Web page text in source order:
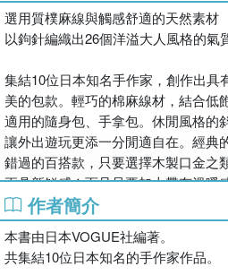
選用質樸麻線與觸感舒適的天然素材
以鉤針編織出26個洋溢大人風格的氣
集結10位日本知名手作家，創作出具
美的包款。輕巧的棉麻線材，結合低
適用的隨身包、手拿包。休閒風格的
讓外出遊玩更添一分閒適自在。經典
錯過的百搭款，只要選擇木製口金之
更具新鮮感！而且只要加上帶有溫暖
雙線混織，到了冬季也無需收起，一
出喔！
即使只會簡單的鎖針、短針、引拔針
中的美麗手織包。立刻開始挑選心儀
作者簡介
本書由日本VOGUE社編著。
共集結10位日本知名的手作家作品。